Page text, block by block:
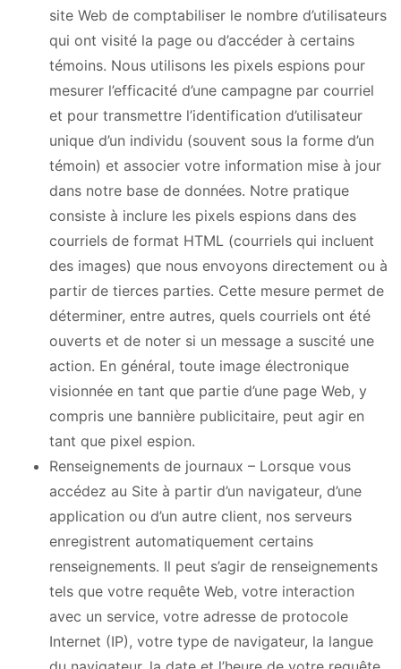
site Web de comptabiliser le nombre d’utilisateurs
qui ont visité la page ou d’accéder à certains
témoins. Nous utilisons les pixels espions pour
mesurer l’efficacité d’une campagne par courriel
et pour transmettre l’identification d’utilisateur
unique d’un individu (souvent sous la forme d’un
témoin) et associer votre information mise à jour
dans notre base de données. Notre pratique
consiste à inclure les pixels espions dans des
courriels de format HTML (courriels qui incluent
des images) que nous envoyons directement ou à
partir de tierces parties. Cette mesure permet de
déterminer, entre autres, quels courriels ont été
ouverts et de noter si un message a suscité une
action. En général, toute image électronique
visionnée en tant que partie d’une page Web, y
compris une bannière publicitaire, peut agir en
tant que pixel espion.
Renseignements de journaux – Lorsque vous
accédez au Site à partir d’un navigateur, d’une
application ou d’un autre client, nos serveurs
enregistrent automatiquement certains
renseignements. Il peut s’agir de renseignements
tels que votre requête Web, votre interaction
avec un service, votre adresse de protocole
Internet (IP), votre type de navigateur, la langue